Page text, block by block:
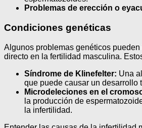
Problemas de erección o
Condiciones genéticas
Algunos problemas genéticos pueden
directo en la fertilidad masculina.
Síndrome de Klinefelter: Una
que puede causar un desarrollo
Microdeleciones en el
la producción de
la infertilidad.